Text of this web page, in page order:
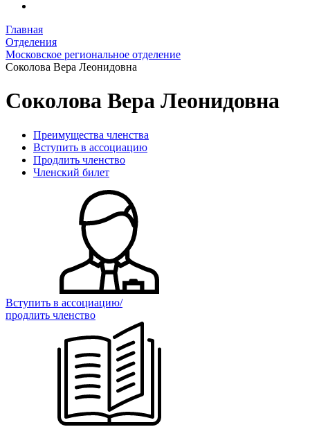
Главная
Отделения
Московское региональное отделение
Соколова Вера Леонидовна
Соколова Вера Леонидовна
Преимущества членства
Вступить в ассоциацию
Продлить членство
Членский билет
Вступить в ассоциацию/
продлить членство